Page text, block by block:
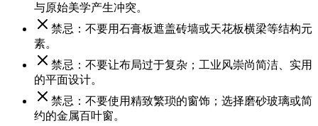
与原始美学产生冲突。
禁忌：不要用石膏板遮盖砖墙或天花板横梁等结构元
素。
禁忌：不要让布局过于复杂；工业风崇尚简洁、实用
的平面设计。
禁忌：不要使用精致繁琐的窗饰；选择磨砂玻璃或简
约的金属百叶窗。